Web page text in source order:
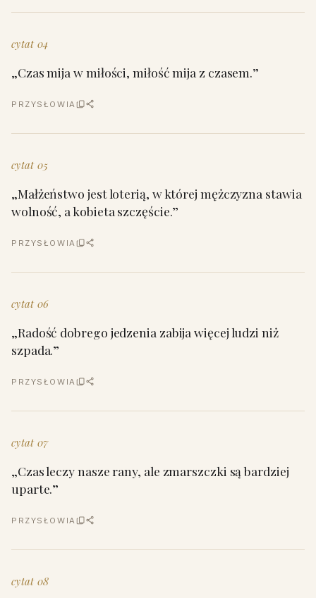
cytat 04
„Czas mija w miłości, miłość mija z czasem.”
PRZYSŁOWIA
cytat 05
„Małżeństwo jest loterią, w której mężczyzna stawia
wolność, a kobieta szczęście.”
PRZYSŁOWIA
cytat 06
„Radość dobrego jedzenia zabija więcej ludzi niż
szpada.”
PRZYSŁOWIA
cytat 07
„Czas leczy nasze rany, ale zmarszczki są bardziej
uparte.”
PRZYSŁOWIA
cytat 08